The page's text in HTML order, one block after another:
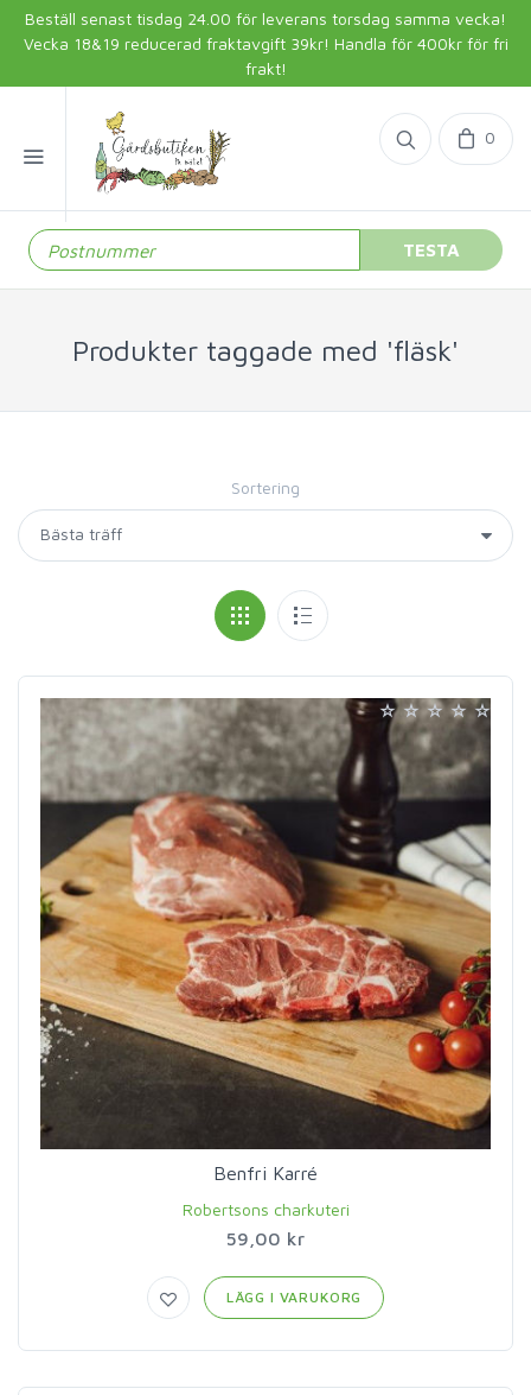
Beställ senast tisdag 24.00 för leverans torsdag samma vecka!
Vecka 18&19 reducerad fraktavgift 39kr! Handla för 400kr för fri
frakt!
0
TESTA
Produkter taggade med 'fläsk'
Sortering
Benfri Karré
Robertsons charkuteri
59,00 kr
LÄGG I VARUKORG